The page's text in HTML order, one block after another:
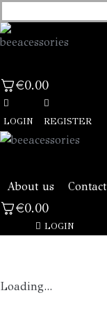
€0.00
LOGIN REGISTER
About us
Contact
€0.00
LOGIN
Loading...